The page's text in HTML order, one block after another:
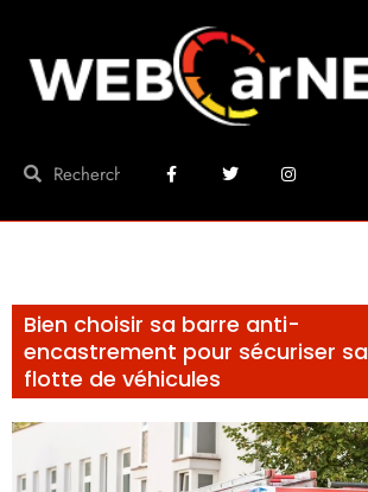
Bien choisir sa barre anti-
encastrement pour sécuriser sa
flotte de véhicules